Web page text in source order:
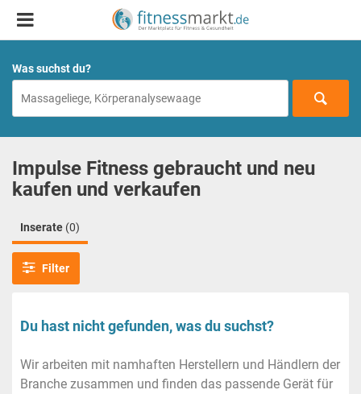
Was suchst du?
Impulse Fitness gebraucht und neu
kaufen und verkaufen
Inserate (0)
Filter
Du hast nicht gefunden, was du suchst?
Wir arbeiten mit namhaften Herstellern und Händlern der
Branche zusammen und finden das passende Gerät für